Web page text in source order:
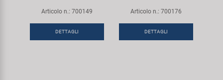
Articolo n.: 700149
DETTAGLI
Articolo n.: 700176
DETTAGLI